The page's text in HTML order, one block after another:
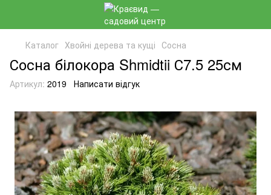
Каталог Хвойні дерева та кущі Сосна
Сосна білокора Shmidtii С7.5 25см
Артикул: 2019 Написати відгук